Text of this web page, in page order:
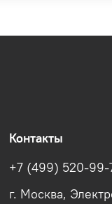
Контакты
+7 (499) 520-99-
г. Москва,